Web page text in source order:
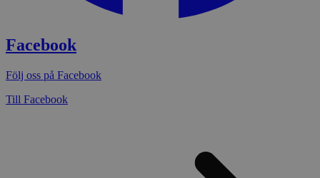
Facebook
Följ oss på Facebook
Till Facebook